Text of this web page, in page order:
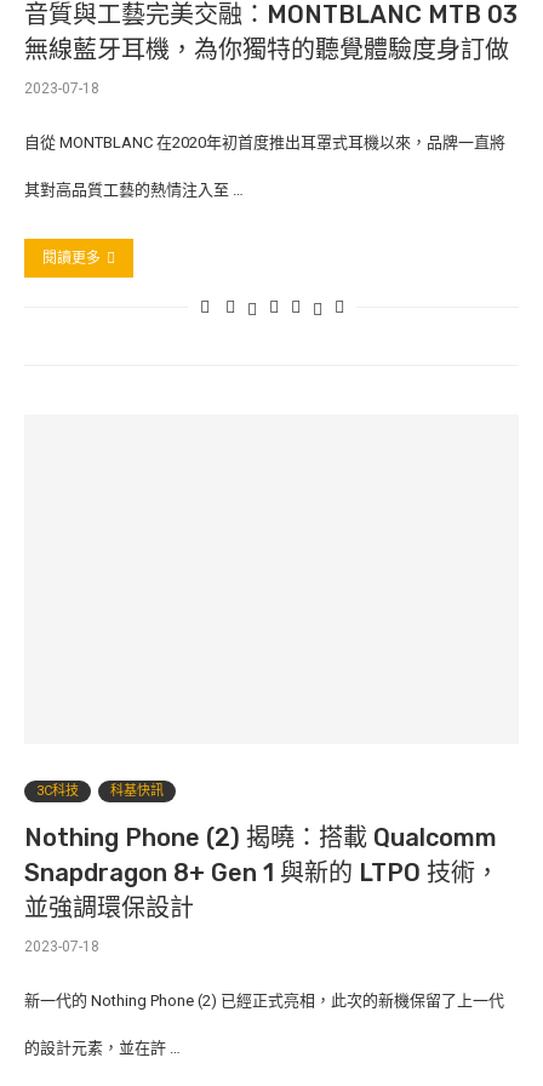
音質與工藝完美交融：MONTBLANC MTB 03
無線藍牙耳機，為你獨特的聽覺體驗度身訂做
2023-07-18
自從 MONTBLANC 在2020年初首度推出耳罩式耳機以來，品牌一直將
其對高品質工藝的熱情注入至 …
閱讀更多
3C科技 科基快訊
Nothing Phone (2) 揭曉：搭載 Qualcomm
Snapdragon 8+ Gen 1 與新的 LTPO 技術，
並強調環保設計
2023-07-18
新一代的 Nothing Phone (2) 已經正式亮相，此次的新機保留了上一代
的設計元素，並在許 …